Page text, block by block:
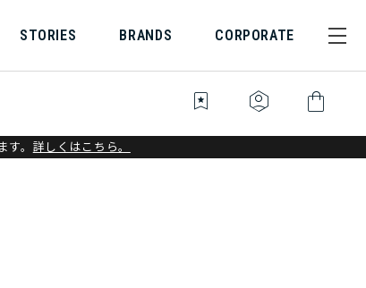
STORIES BRANDS CORPORATE
bookmark_star identity_platform shopping_bag
。 詳しくはこちら。